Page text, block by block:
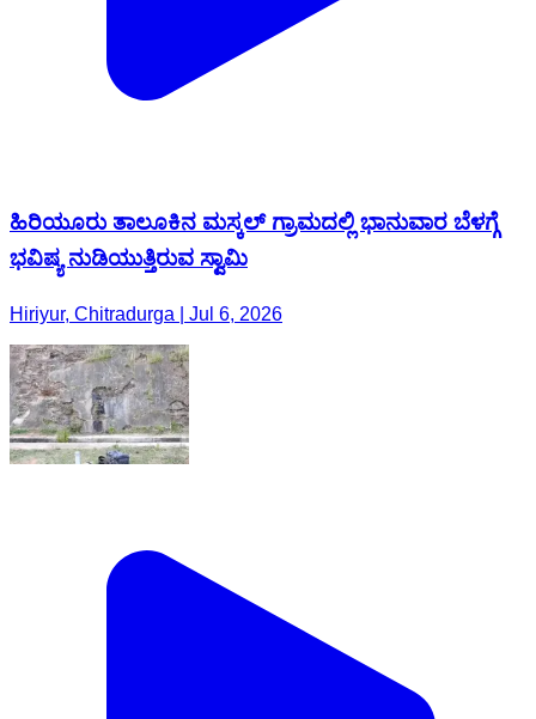
ಹಿರಿಯೂರು ತಾಲೂಕಿನ‌ ಮಸ್ಕಲ್ ಗ್ರಾಮದಲ್ಲಿ ಭಾನುವಾರ ಬೆಳಗ್ಗೆ
ಭವಿಷ್ಯ ನುಡಿಯುತ್ತಿರುವ ಸ್ವಾಮಿ
Hiriyur, Chitradurga | Jul 6, 2026